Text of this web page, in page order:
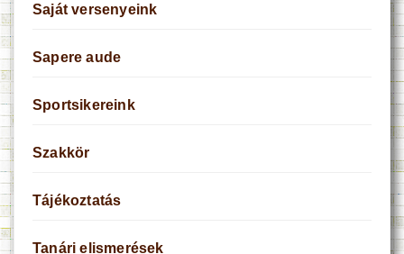
Saját versenyeink
Sapere aude
Sportsikereink
Szakkör
Tájékoztatás
Tanári elismerések